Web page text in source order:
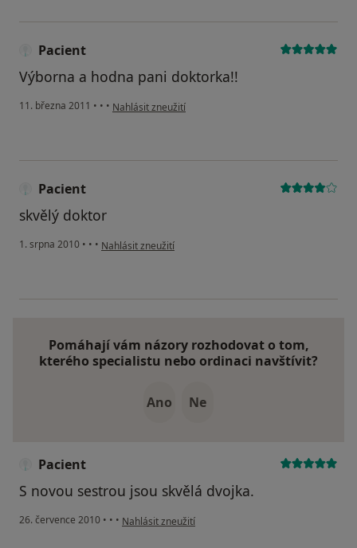
Pacient
Výborna a hodna pani doktorka!!
11. března 2011 • • • podle názoru uživatele Pacient
Nahlásit zneužití
Pacient
skvělý doktor
1. srpna 2010 • • • podle názoru uživatele Pacient
Nahlásit zneužití
Pomáhají vám názory rozhodovat o tom,
kterého specialistu nebo ordinaci navštívit?
Ano Ne
Pacient
S novou sestrou jsou skvělá dvojka.
26. července 2010 • • • podle názoru uživatele Pacient
Nahlásit zneužití